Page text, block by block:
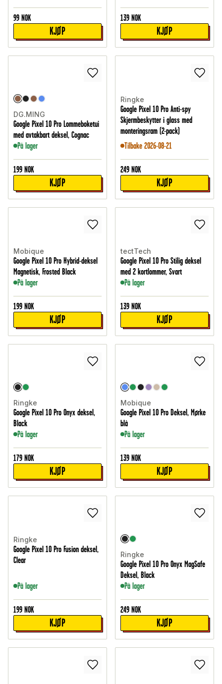
99 NOK
KJØP
139 NOK
KJØP
DG.MING
Google Pixel 10 Pro Lommeboketui
med avtakbart deksel, Cognac
På lager
199 NOK
KJØP
Ringke
Google Pixel 10 Pro Anti-spy
Skjermbeskytter i glass med
monteringsram (2-pack)
Tilbake 2026-08-21
249 NOK
KJØP
Mobique
Google Pixel 10 Pro Hybrid-deksel
Magnetisk, Frosted Black
På lager
199 NOK
KJØP
tectTech
Google Pixel 10 Pro Stilig deksel
med 2 kortlommer, Svart
På lager
139 NOK
KJØP
Ringke
Google Pixel 10 Pro Onyx deksel,
Black
På lager
179 NOK
KJØP
Mobique
Google Pixel 10 Pro Deksel, Mørke
blå
På lager
139 NOK
KJØP
Ringke
Google Pixel 10 Pro Fusion deksel,
Clear
På lager
199 NOK
KJØP
Ringke
Google Pixel 10 Pro Onyx MagSafe
Deksel, Black
På lager
249 NOK
KJØP